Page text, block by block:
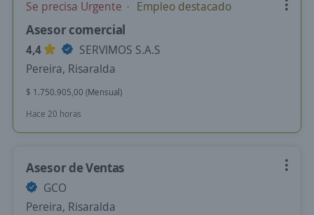
Se precisa Urgente Empleo destacado
Asesor comercial
4,4
SERVIMOS S.A.S
Pereira, Risaralda
$ 1.750.905,00 (Mensual)
Hace 20 horas
Asesor de Ventas
GCO
Pereira, Risaralda